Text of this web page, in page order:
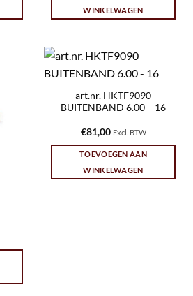
WINKELWAGEN
art.nr. HKTF9090
BUITENBAND 6.00 – 16
€81,00 Excl. BTW
TOEVOEGEN AAN
WINKELWAGEN